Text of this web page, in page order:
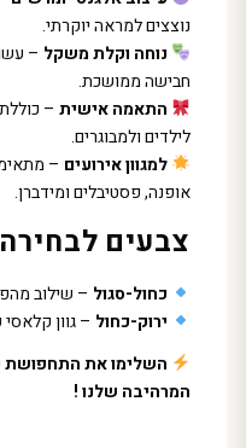
נוצצים למראה יוקרתי.
נוחה וקלת משקל –
חבישה ממושכת.
התאמה אישית–
לילדים ולמבוגרים.
למגוון אירועים –
אופנה, פסטיבלים ומידברן.
צבעים
כחול-סגול – שילוב
ירוק-כחול – גוון
השלימו את התחפושת
המרהיבה שלנו !